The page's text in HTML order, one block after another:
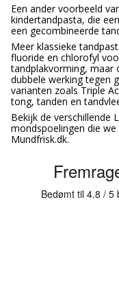
Een ander voorbeeld
kindertandpasta, die
een gecombineerde
Meer klassieke
fluoride en chlorofyl
tandplakvorming, maar
dubbele werking tegen
varianten zoals Triple
tong, tanden en
Bekijk de verschillende
mondspoelingen die
Mundfrisk.dk.